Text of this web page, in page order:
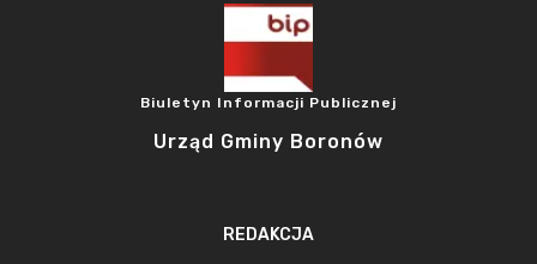
Biuletyn Informacji Publicznej
Urząd Gminy Boronów
REDAKCJA